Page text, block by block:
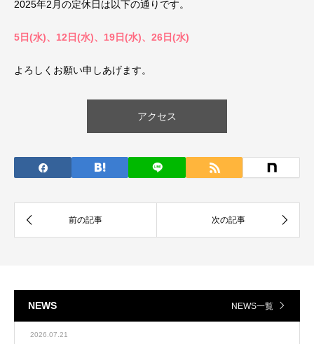
2025年2月の定休日は以下の通りです。
5日(水)、12日(水)、19日(水)、26日(水)
よろしくお願い申しあげます。
アクセス
NEWS NEWS一覧
2026.07.21